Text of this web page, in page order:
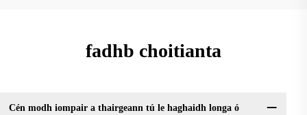
fadhb choitianta
Cén modh iompair a thairgeann tú le haghaidh longa ó